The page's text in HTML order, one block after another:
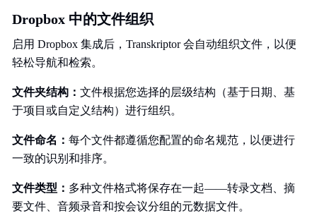
Dropbox 中的文件组织
启用 Dropbox 集成后，Transkriptor 会自动组织文件，以便
轻松导航和检索。
文件夹结构： 文件根据您选择的层级结构（基于日期、基
于项目或自定义结构）进行组织。
文件命名： 每个文件都遵循您配置的命名规范，以便进行
一致的识别和排序。
文件类型： 多种文件格式将保存在一起——转录文档、摘
要文件、音频录音和按会议分组的元数据文件。